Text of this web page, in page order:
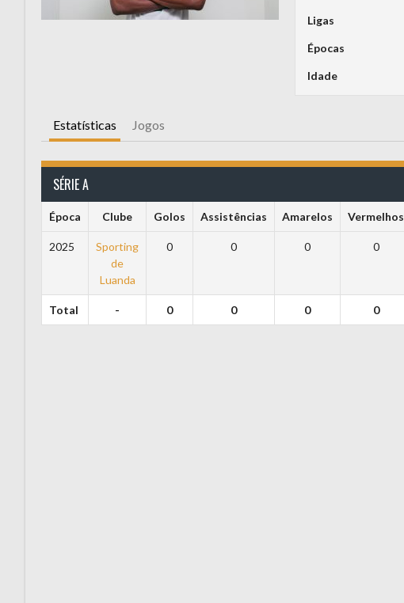
Ligas
Épocas
Idade
Estatísticas Jogos
SÉRIE A
Época Clube Golos Assistências Amarelos Vermelhos
2025
Sporting
de
Luanda
0 0 0 0
Total - 0 0 0 0